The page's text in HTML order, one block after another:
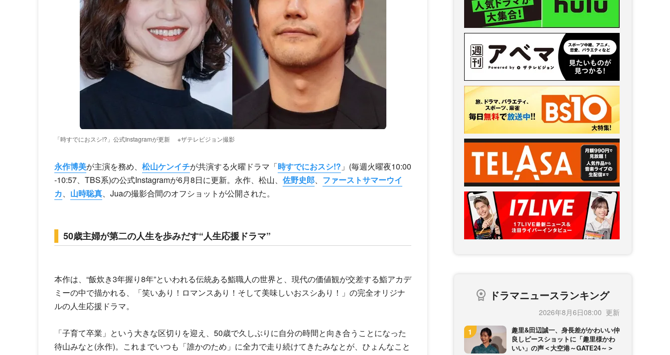
「時すでにおスシ!?」公式Instagramが更新 ※ザテレビジョン撮影
永作博美が主演を務め、 松山ケンイチが共演する火曜ドラマ「時すでにおスシ!? 」(毎週火曜夜10:00
-10:57、TBS系)の公式Instagramが6月8日に更新。永作、松山、 佐野史郎
ファーストサマーウイ
カ
山時聡真 、Juaの撮影合間のオフショットが公開された。
50歳主婦が第二の人生を歩みだす“人生応援ドラマ”
本作は、“飯炊き3年握り8年”といわれる伝統ある鮨職人の世界と、現代の価値観が交差する鮨アカデ
ミーの中で描かれる、「笑いあり！ロマンスあり！そして美味しいおスシあり！」の完全オリジナ
ルの人生応援ドラマ。
「子育て卒業」という大きな区切りを迎え、50歳で久しぶりに自分の時間と向き合うことになった
待山みなと(永作)。これまでいつも「誰かのため」に全力で走り続けてきたみなとが、ひょんなこと
ドラマニュースランキング
2026年8月6日08:00
趣里&田辺誠一、身長差がかわいい仲
良しピースショットに「趣里様かわ
いい」の声＜大空港～GATE24～＞